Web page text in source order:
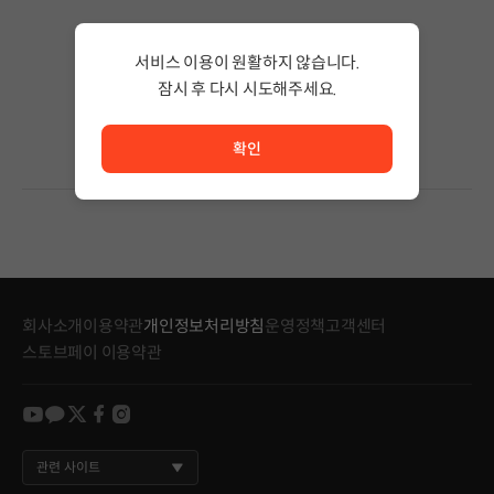
검색어의 단어 수를 줄이거나 필터조건을 변경하세요.
회사소개이용약관개인정보처리방침 운영정책고객센터
스토브페이 이용약관
youtube
kakao
twitter
facebook
instagram
관련 사이트
서비스 이용이 원활하지 않습니다.
잠시 후 다시 시도해주세요.
확인